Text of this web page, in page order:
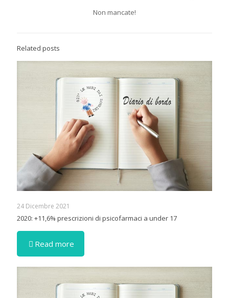
Non mancate!
Related posts
24 Dicembre 2021
2020: +11,6% prescrizioni di psicofarmaci a under 17
Read more